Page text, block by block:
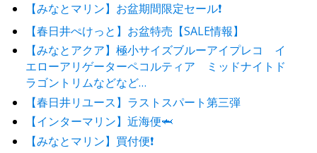
【みなとマリン】お盆期間限定セール❗️
【春日井ぺけっと】お盆特売【SALE情報】
【みなとアクア】極小サイズブルーアイプレコ イ
エローアリゲーターペコルティア ミッドナイトド
ラゴントリムなどなど…
【春日井リユース】ラストスパート第三弾
【インターマリン】近海便🦈
【みなとマリン】買付便❗️